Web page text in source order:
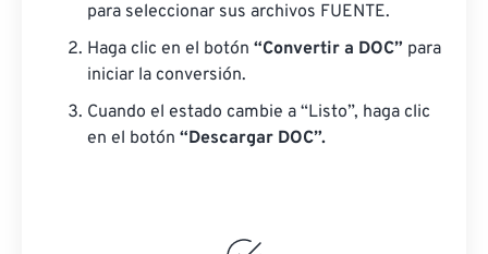
para seleccionar sus archivos FUENTE.
Haga clic en el botón “Convertir a DOC” para
iniciar la conversión.
Cuando el estado cambie a “Listo”, haga clic
en el botón “Descargar DOC”.